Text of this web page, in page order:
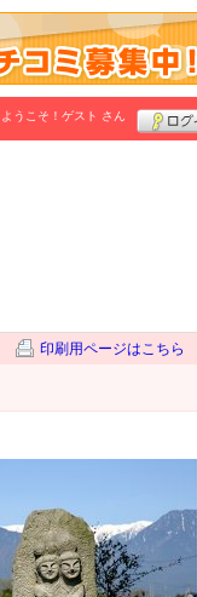
ようこそ！ ゲスト さん
印刷用ページはこちら